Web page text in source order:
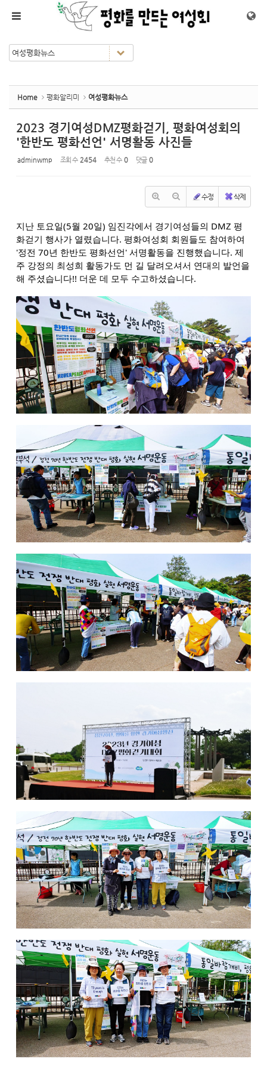
Home 평화알리미 여성평화뉴스
2023 경기여성DMZ평화걷기, 평화여성회의
'한반도 평화선언' 서명활동 사진들
adminwmp 조회 수 2454 추천 수 0 댓글 0
수정 삭제
지난 토요일(5월 20일) 임진각에서 경기여성들의 DMZ 평
화걷기 행사가 열렸습니다. 평화여성회 회원들도 참여하여
'정전 70년 한반도 평화선언' 서명활동을 진행했습니다. 제
주 강정의 최성희 활동가도 먼 길 달려오셔서 연대의 발언을
해 주셨습니다!! 더운 데 모두 수고하셨습니다.